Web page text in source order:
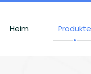
Heim Produkte